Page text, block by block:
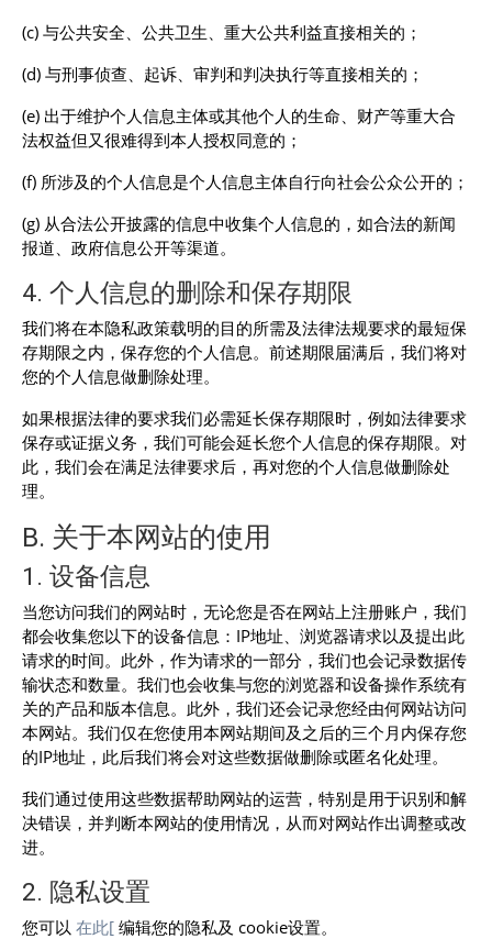
(c) 与公共安全、公共卫生、重大公共利益直接相关的；
(d) 与刑事侦查、起诉、审判和判决执行等直接相关的；
(e) 出于维护个人信息主体或其他个人的生命、财产等重大合
法权益但又很难得到本人授权同意的；
(f) 所涉及的个人信息是个人信息主体自行向社会公众公开的；
(g) 从合法公开披露的信息中收集个人信息的，如合法的新闻
报道、政府信息公开等渠道。
4. 个人信息的删除和保存期限
我们将在本隐私政策载明的目的所需及法律法规要求的最短保
存期限之内，保存您的个人信息。前述期限届满后，我们将对
您的个人信息做删除处理。
如果根据法律的要求我们必需延长保存期限时，例如法律要求
保存或证据义务，我们可能会延长您个人信息的保存期限。对
此，我们会在满足法律要求后，再对您的个人信息做删除处
理。
B. 关于本网站的使用
1. 设备信息
当您访问我们的网站时，无论您是否在网站上注册账户，我们
都会收集您以下的设备信息：IP地址、浏览器请求以及提出此
请求的时间。此外，作为请求的一部分，我们也会记录数据传
输状态和数量。我们也会收集与您的浏览器和设备操作系统有
关的产品和版本信息。此外，我们还会记录您经由何网站访问
本网站。我们仅在您使用本网站期间及之后的三个月内保存您
的IP地址，此后我们将会对这些数据做删除或匿名化处理。
我们通过使用这些数据帮助网站的运营，特别是用于识别和解
决错误，并判断本网站的使用情况，从而对网站作出调整或改
进。
2. 隐私设置
您可以 在此[ 编辑您的隐私及 cookie设置。